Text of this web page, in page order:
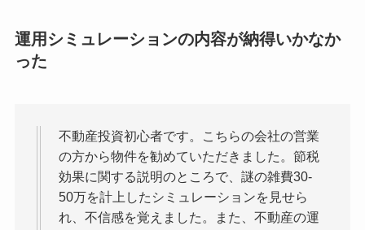
運用シミュレーションの内容が納得いかなか
った
不動産投資初心者です。こちらの会社の営業
の方から物件を勧めていただきました。節税
効果に関する説明のところで、謎の雑費30-
50万を計上したシミュレーションを見せら
れ、不信感を覚えました。また、不動産の運